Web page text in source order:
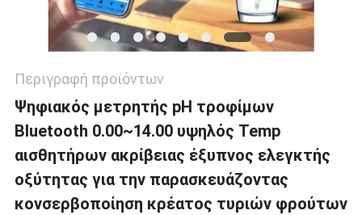
Περιγραφή προϊόντων
Ψηφιακός μετρητής pH τροφίμων
Bluetooth 0.00~14.00 υψηλός Temp
αισθητήρων ακρίβειας έξυπνος ελεγκτής
οξύτητας για την παρασκευάζοντας
κονσερβοποίηση κρέατος τυριών φρούτων